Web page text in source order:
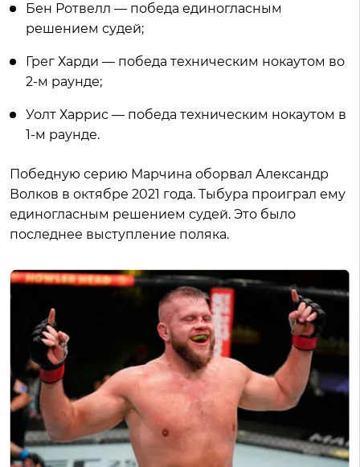
Бен Ротвелл — победа единогласным
решением судей;
Грег Харди — победа техническим нокаутом во
2-м раунде;
Уолт Харрис — победа техническим нокаутом в
1-м раунде.
Победную серию Марчина оборвал Александр
Волков в октябре 2021 года. Тыбура проиграл ему
единогласным решением судей. Это было
последнее выступление поляка.